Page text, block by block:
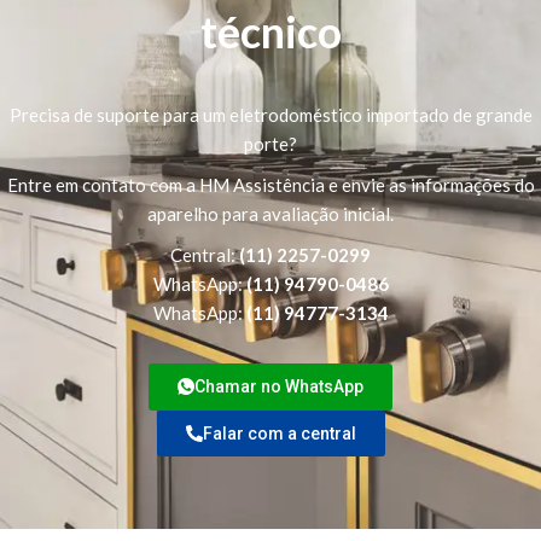
técnico
Precisa de suporte para um eletrodoméstico importado de grande
porte?
Entre em contato com a HM Assistência e envie as informações do
aparelho para avaliação inicial.
Central:(11) 2257-0299
WhatsApp:(11) 94790-0486
WhatsApp:(11) 94777-3134
Chamar no WhatsApp
Falar com a central